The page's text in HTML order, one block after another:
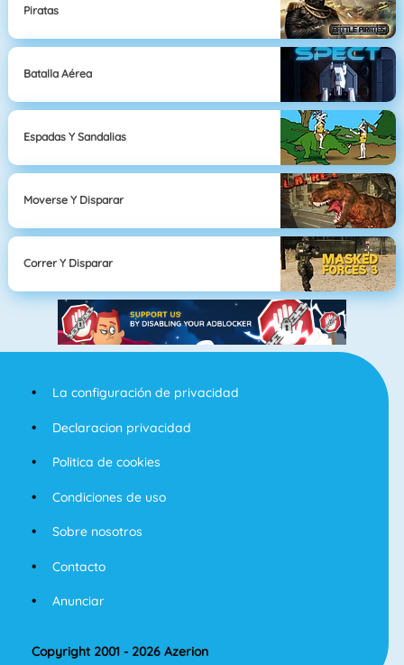
Piratas
Batalla Aérea
Espadas Y Sandalias
Moverse Y Disparar
Correr Y Disparar
La configuración de privacidad
Declaracion privacidad
Politica de cookies
Condiciones de uso
Sobre nosotros
Contacto
Anunciar
Copyright 2001 - 2026 Azerion